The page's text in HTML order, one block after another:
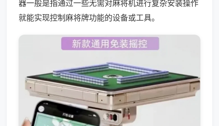
器一般是指通过一些无需对麻将机进行复杂安装操作
就能实现控制麻将牌功能的设备或工具。